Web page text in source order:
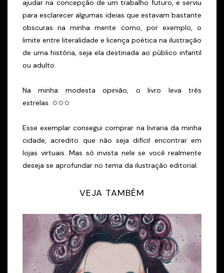
ajudar na concepção de um trabalho futuro, e serviu
para esclarecer algumas ideias que estavam bastante
obscuras na minha mente como, por exemplo, o
limite entre literalidade e licença poética na ilustração
de uma história, seja ela destinada ao público infantil
ou adulto.
Na minha modesta opinião, o livro leva três
estrelas. ✩✩✩
Esse exemplar consegui comprar na livraria da minha
cidade, acredito que não seja difícil encontrar em
lojas virtuais. Mas só invista nele se você realmente
deseja se aprofundar no tema da ilustração editorial.
VEJA TAMBÉM